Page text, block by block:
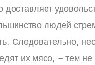
доставляет
людей
Следовательно,
их мясо, – тем